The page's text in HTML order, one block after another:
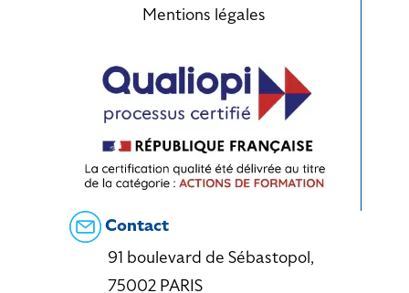
Mentions légales
Contact
91 boulevard de Sébastopol,
75002 PARIS